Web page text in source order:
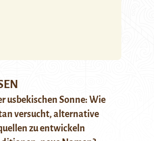
usbekischen Sonne: Wie
versucht, alternative
zu entwickeln